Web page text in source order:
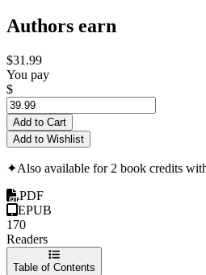
Authors earn
$31.99
You pay
$
Add to Cart
Add to Wishlist
✦Also available for 2 book credits
PDF
EPUB
170
Readers
Table of Contents